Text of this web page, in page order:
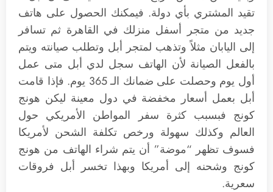
تقيد المشتري بأي دولة. فيمكنك الحصول على هاتف
جديد من متجر أسفل منزلك في القاهرة ثم تسافر
إلى اليابان مثلاً وتذهب لمتجر أبل وتطلب صيانته ويتم
بالفعل الصيانة لأن الهاتف سجل لدي أبل متى عمل
أول يوم وحصلت على ضمانك الـ 365 يوم. فإذا قامت
أبل بعمل أسعار مخفضة في دول معينة ليكن هونج
كونج فبسبب كثرة سفر المواطن الأمريكي حول
العالم وكذلك سهولة ورخص تكلفة الشحن لأمريكا
فسوف تظهر “موضة” أن يتم شراء الهاتف من هونج
كونج وشحنه إلى أمريكا وبهذا تخسر أبل فروقات
سعرية.